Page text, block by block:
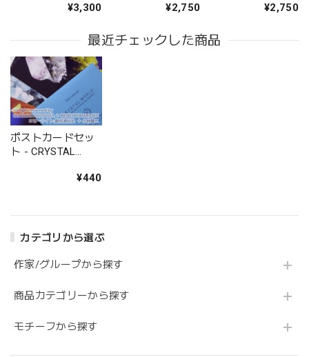
カテゴリから選ぶ
作家/グループから探す
商品カテゴリーから探す
モチーフから探す
¥3,300
KIT - 銀河通信社
¥2,750
Kit - 銀河通信社
¥2,750
最近チェックした商品
ポストカードセッ
ト - CRYSTAL
¥440